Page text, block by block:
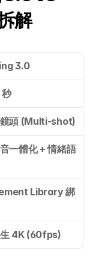
解
3.0
秒
頭 (Multi-shot)
一體化 + 情緒語
Library 綁
4K (60fps)